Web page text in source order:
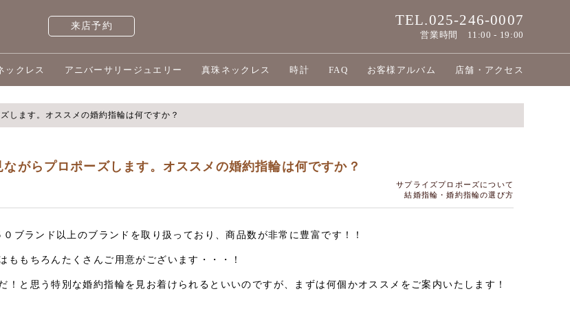
来店予約 TEL.025-246-0007
営業時間 11:00 - 19:00
ックレス アニバーサリージュエリー 真珠ネックレス 時計 FAQ お客様アルバム 店舗・アクセス
します。オススメの婚約指輪は何ですか？
ながらプロポーズします。オススメの婚約指輪は何ですか？
サプライズプロポーズについて
結婚指輪・婚約指輪の選び方
ブランド以上のブランドを取り扱っており、商品数が非常に豊富です！！
ももちろんたくさんご用意がございます・・・！
！と思う特別な婚約指輪を見お着けられるといいのですが、まずは何個かオススメをご案内いたします！